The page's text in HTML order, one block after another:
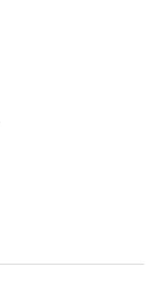
Nicht mit älteren Modellen